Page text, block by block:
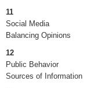
11
Social Media
Balancing Opinions
12
Public Behavior
Sources of Information